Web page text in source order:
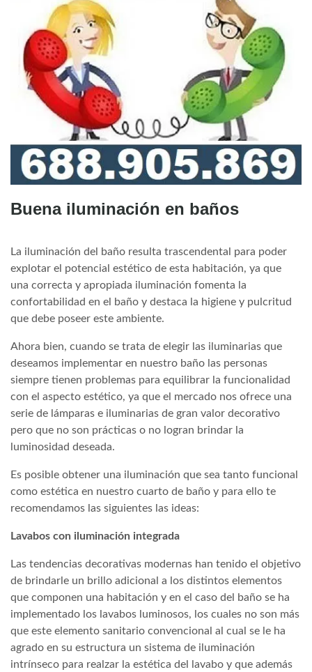
Buena iluminación en baños
La iluminación del baño resulta trascendental para poder
explotar el potencial estético de esta habitación, ya que
una correcta y apropiada iluminación fomenta la
confortabilidad en el baño y destaca la higiene y pulcritud
que debe poseer este ambiente.
Ahora bien, cuando se trata de elegir las iluminarias que
deseamos implementar en nuestro baño las personas
siempre tienen problemas para equilibrar la funcionalidad
con el aspecto estético, ya que el mercado nos ofrece una
serie de lámparas e iluminarias de gran valor decorativo
pero que no son prácticas o no logran brindar la
luminosidad deseada.
Es posible obtener una iluminación que sea tanto funcional
como estética en nuestro cuarto de baño y para ello te
recomendamos las siguientes las ideas:
Lavabos con iluminación integrada
Las tendencias decorativas modernas han tenido el objetivo
de brindarle un brillo adicional a los distintos elementos
que componen una habitación y en el caso del baño se ha
implementado los lavabos luminosos, los cuales no son más
que este elemento sanitario convencional al cual se le ha
agrado en su estructura un sistema de iluminación
intrínseco para realzar la estética del lavabo y que además